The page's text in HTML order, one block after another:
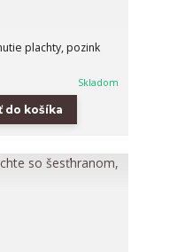
plachty, pozink
Skladom
do košíka